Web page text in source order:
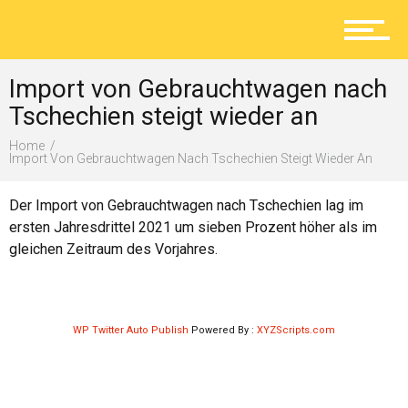
Lokal
Import von Gebrauchtwagen nach
Tschechien steigt wieder an
Home
Import Von Gebrauchtwagen Nach Tschechien Steigt Wieder An
Der Import von Gebrauchtwagen nach Tschechien lag im
ersten Jahresdrittel 2021 um sieben Prozent höher als im
gleichen Zeitraum des Vorjahres.
WP Twitter Auto Publish Powered By : XYZScripts.com